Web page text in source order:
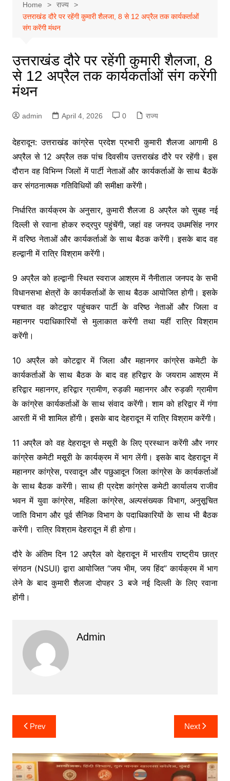
Home
राज्य
उत्तराखंड दौरे पर रहेंगी कुमारी शैलजा, 8 से 12 अप्रैल तक कार्यकर्ताओं
संग करेंगी मंथन
उत्तराखंड दौरे पर रहेंगी कुमारी शैलजा, 8
से 12 अप्रैल तक कार्यकर्ताओं संग करेंगी
मंथन
admin April 4, 2026 0 राज्य
देहरादून: उत्तराखंड कांग्रेस प्रदेश प्रभारी कुमारी शैलजा आगामी 8
अप्रैल से 12 अप्रैल तक पांच दिवसीय उत्तराखंड दौरे पर रहेंगी। इस
दौरान वह विभिन्न जिलों में पार्टी नेताओं और कार्यकर्ताओं के साथ बैठकें
कर संगठनात्मक गतिविधियों की समीक्षा करेंगी।
निर्धारित कार्यक्रम के अनुसार, कुमारी शैलजा 8 अप्रैल को सुबह नई
दिल्ली से रवाना होकर रुद्रपुर पहुंचेंगी, जहां वह जनपद उधमसिंह नगर
में वरिष्ठ नेताओं और कार्यकर्ताओं के साथ बैठक करेंगी। इसके बाद वह
हल्द्वानी में रात्रि विश्राम करेंगी।
9 अप्रैल को हल्द्वानी स्थित स्वराज आश्रम में नैनीताल जनपद के सभी
विधानसभा क्षेत्रों के कार्यकर्ताओं के साथ बैठक आयोजित होगी। इसके
पश्चात वह कोटद्वार पहुंचकर पार्टी के वरिष्ठ नेताओं और जिला व
महानगर पदाधिकारियों से मुलाकात करेंगी तथा यहीं रात्रि विश्राम
करेंगी।
10 अप्रैल को कोटद्वार में जिला और महानगर कांग्रेस कमेटी के
कार्यकर्ताओं के साथ बैठक के बाद वह हरिद्वार के जयराम आश्रम में
हरिद्वार महानगर, हरिद्वार ग्रामीण, रुड़की महानगर और रुड़की ग्रामीण
के कांग्रेस कार्यकर्ताओं के साथ संवाद करेंगी। शाम को हरिद्वार में गंगा
आरती में भी शामिल होंगी। इसके बाद देहरादून में रात्रि विश्राम करेंगी।
11 अप्रैल को वह देहरादून से मसूरी के लिए प्रस्थान करेंगी और नगर
कांग्रेस कमेटी मसूरी के कार्यक्रम में भाग लेंगी। इसके बाद देहरादून में
महानगर कांग्रेस, परवादून और पछुआदून जिला कांग्रेस के कार्यकर्ताओं
के साथ बैठक करेंगी। साथ ही प्रदेश कांग्रेस कमेटी कार्यालय राजीव
भवन में युवा कांग्रेस, महिला कांग्रेस, अल्पसंख्यक विभाग, अनुसूचित
जाति विभाग और पूर्व सैनिक विभाग के पदाधिकारियों के साथ भी बैठक
करेंगी। रात्रि विश्राम देहरादून में ही होगा।
दौरे के अंतिम दिन 12 अप्रैल को देहरादून में भारतीय राष्ट्रीय छात्र
संगठन (NSUI) द्वारा आयोजित “जय भीम, जय हिंद” कार्यक्रम में भाग
लेने के बाद कुमारी शैलजा दोपहर 3 बजे नई दिल्ली के लिए रवाना
होंगी।
Admin
Post
navigation
Prev Next